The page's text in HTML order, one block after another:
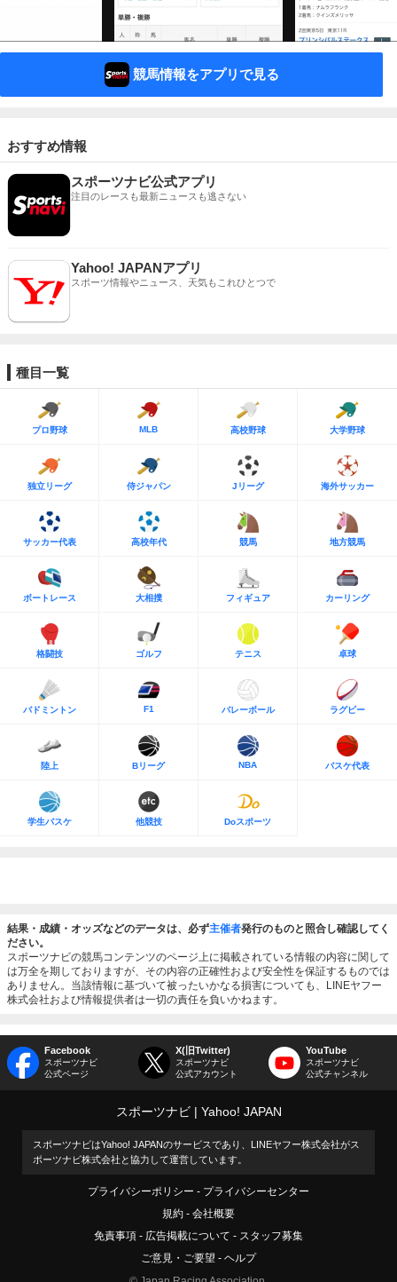
競馬情報をアプリで見る
おすすめ情報
スポーツナビ公式アプリ
注目のレースも最新ニュースも逃さない
Yahoo! JAPANアプリ
スポーツ情報やニュース、天気もこれひとつで
種目一覧
プロ野球 MLB 高校野球 大学野球
独立リーグ 侍ジャパン Jリーグ 海外サッカー
サッカー代表 高校年代 競馬 地方競馬
ボートレース 大相撲 フィギュア カーリング
格闘技 ゴルフ テニス 卓球
バドミントン F1 バレーボール ラグビー
陸上 Bリーグ NBA バスケ代表
学生バスケ 他競技 Doスポーツ
結果・成績・オッズなどのデータは、必ず主催者発行のものと照合し確認してく
ださい。
スポーツナビの競馬コンテンツのページ上に掲載されている情報の内容に関して
は万全を期しておりますが、その内容の正確性および安全性を保証するものでは
ありません。当該情報に基づいて被ったいかなる損害についても、LINEヤフー
株式会社および情報提供者は一切の責任を負いかねます。
Facebook
スポーツナビ
公式ページ
X(旧Twitter)
スポーツナビ
公式アカウント
YouTube
スポーツナビ
公式チャンネル
スポーツナビ Yahoo! JAPAN
スポーツナビはYahoo! JAPANのサービスであり、LINEヤフー株式会社がス
ポーツナビ株式会社と協力して運営しています。
プライバシーポリシー
プライバシーセンター
規約
会社概要
免責事項
広告掲載について
スタッフ募集
ご意見・ご要望
ヘルプ